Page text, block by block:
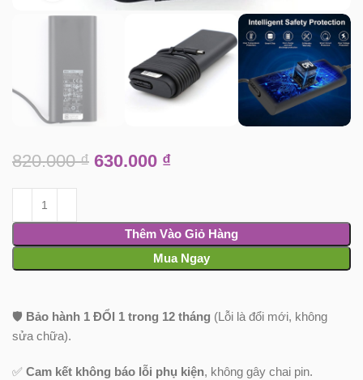
820.000₫ 630.000 ₫
Thêm Vào Giỏ Hàng
Mua Ngay
🛡️ Bảo hành 1 ĐỔI 1 trong 12 tháng (Lỗi là đổi mới, không
sửa chữa).
✅Cam kết không báo lỗi phụ kiện, không gây chai pin.